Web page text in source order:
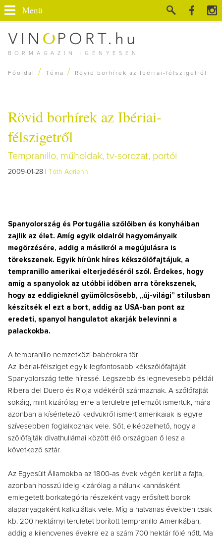
BORMAGAZIN IGÉNYESEN
Menü
Főoldal / Téma / Rövid borhírek az Ibériai-félszigetről
Rövid borhírek az Ibériai-
félszigetről
Tempranillo, műholdak, tv-sorozat, portói
2009-01-28 | Tóth Adrienn
Spanyolország és Portugália szőlőiben és konyháiban
zajlik az élet. Amíg egyik oldalról hagyományaik
megőrzésére, addig a másikról a megújulásra is
törekszenek. Egyik hírünk híres kékszőlőfajtájuk, a
tempranillo amerikai elterjedéséről szól. Érdekes, hogy
amíg a spanyolok az utóbbi időben arra törekszenek,
hogy az eddigieknél gyümölcsösebb, „új-világi” stílusban
készítsék el ezt a bort, addig az USA-ban pont az
eredeti, spanyol hangulatot akarják belevinni a
palackokba.
A tempranillo nemzetközi babérokra tör
Az Ibériai-félsziget egyik legfontosabb kékszőlőfajtáját
Spanyolország tette híressé. Legszebb és legnevesebb példái
Ribera del Duero és Rioja vidékéről származnak. A szőlőfajtát
sokáig, mint kizárólag erre a területre jellemzőt ismertük, mára
azonban a kísérletező kedvükről ismert amerikaiak is egyre
szívesebben foglalkoznak vele. Sőt, elképzelhető, hogy a
szőlőfajták divathullámai között élő országban ő lesz a
következő sztár.
Az Egyesült Államokba az 1800-as évek végén került a fajta,
azonban hosszú ideig kizárólag a nálunk kannásként
emlegetett borkategória részeként vagy erősített borok
alapanyagaként kalkuláltak vele. Míg a hatvanas években csak
kb. 200 hektárnyi területet borított tempranillo Amerikában,
addig a kilencvenes évekre ez a szám 700 hektár fölé nőtt. Ma